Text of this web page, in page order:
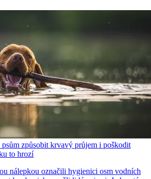
psům způsobit krvavý průjem i poškodit
to hrozí
nálepkou označili hygienici osm vodních